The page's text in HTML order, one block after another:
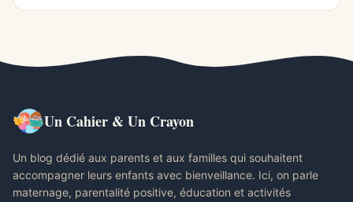
Un Cahier & Un Crayon
Un blog dédié aux parents et aux familles qui souhaitent
accompagner leurs enfants avec bienveillance. Ici, on parle
maternage, parentalité positive, éducation et activités